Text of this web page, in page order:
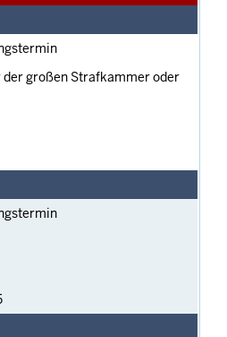
der großen Strafkammer oder